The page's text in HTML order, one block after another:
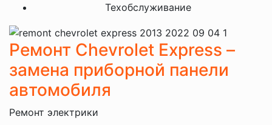
Техобслуживание
Ремонт Chevrolet Express –
замена приборной панели
автомобиля
Ремонт электрики